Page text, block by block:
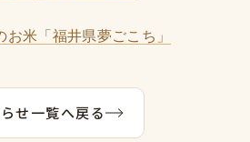
お米「福井県夢ごこち」
せ一覧へ戻る